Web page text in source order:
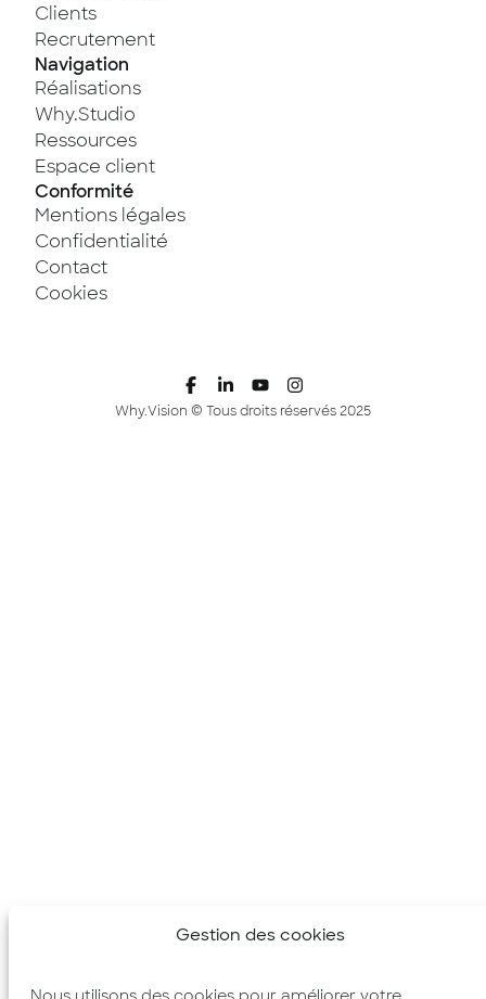
Gestion des cookies
Clients
Recrutement
Navigation
Réalisations
Why.Studio
Ressources
Espace client
Conformité
Mentions légales
Confidentialité
Contact
Cookies
Why.Vision © Tous droits réservés 2025